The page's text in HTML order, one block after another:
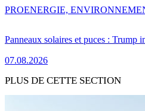
Panneaux solaires et puces : Trump
07.08.2026
PROENERGIE,
PLUS DE CETTE SECTION